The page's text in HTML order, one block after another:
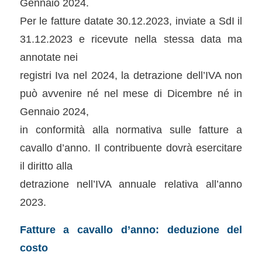
Gennaio 2024.
Per le fatture datate 30.12.2023, inviate a SdI il
31.12.2023 e ricevute nella stessa data ma
annotate nei
registri Iva nel 2024, la detrazione dell’IVA non
può avvenire né nel mese di Dicembre né in
Gennaio 2024,
in conformità alla normativa sulle fatture a
cavallo d’anno. Il contribuente dovrà esercitare
il diritto alla
detrazione nell’IVA annuale relativa all’anno
2023.
Fatture a cavallo d’anno: deduzione del
costo